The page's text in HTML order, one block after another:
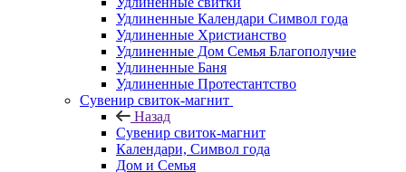
Удлиненные Календари Символ года
Удлиненные Христианство
Удлиненные Дом Семья Благополучие
Удлиненные Баня
Удлиненные Протестантство
Сувенир свиток-магнит
Назад
Сувенир свиток-магнит
Календари, Символ года
Дом и Семья